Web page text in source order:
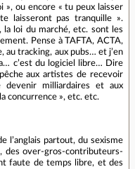
», ou encore « tu peux laisser
laisseront pas tranquille ».
la loi du marché, etc. sont les
Pense à TAFTA, ACTA,
au tracking, aux pubs… et j’en
c’est du logiciel libre… Dire
aux artistes de recevoir
devenir milliardaires et aux
concurrence », etc. etc.
l’anglais partout, du sexisme
des over-gros-contributeurs-
faute de temps libre, et des